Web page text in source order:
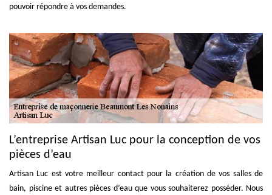
pouvoir répondre à vos demandes.
L’entreprise Artisan Luc pour la conception de vos
pièces d’eau
Artisan Luc est votre meilleur contact pour la création de vos salles de
bain, piscine et autres pièces d’eau que vous souhaiterez posséder. Nous